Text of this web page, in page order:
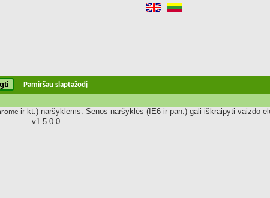
Pamiršau slaptažodį
ir kt.) naršyklėms. Senos naršyklės (IE6 ir pan.) gali iškraipyti vaizdo
v1.5.0.0